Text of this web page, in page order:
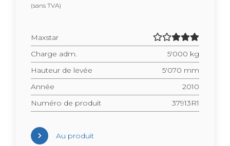
(sans TVA)
Maxs­tar
Charge adm.
5'000 kg
Hau­teur de levée
5'070 mm
Année
2010
Numéro de pro­duit
37913R1
Au pro­duit